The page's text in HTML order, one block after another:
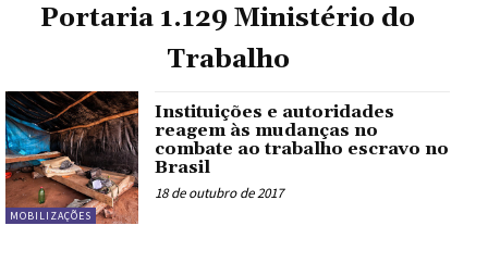
Portaria 1.129 Ministério do
Trabalho
MOBILIZAÇÕES
Instituições e autoridades
reagem às mudanças no
combate ao trabalho escravo no
Brasil
18 de outubro de 2017